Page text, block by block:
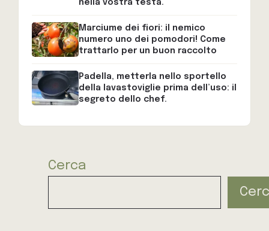
nella vostra testa.
Marciume dei fiori: il nemico
numero uno dei pomodori! Come
trattarlo per un buon raccolto
Padella, metterla nello sportello
della lavastoviglie prima dell’uso: il
segreto dello chef.
Cerca